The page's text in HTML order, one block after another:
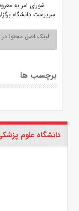
شورای امر به
سرپرست دانشگاه
لینک اصل محتوا
برچسب ها
دانشگاه علوم